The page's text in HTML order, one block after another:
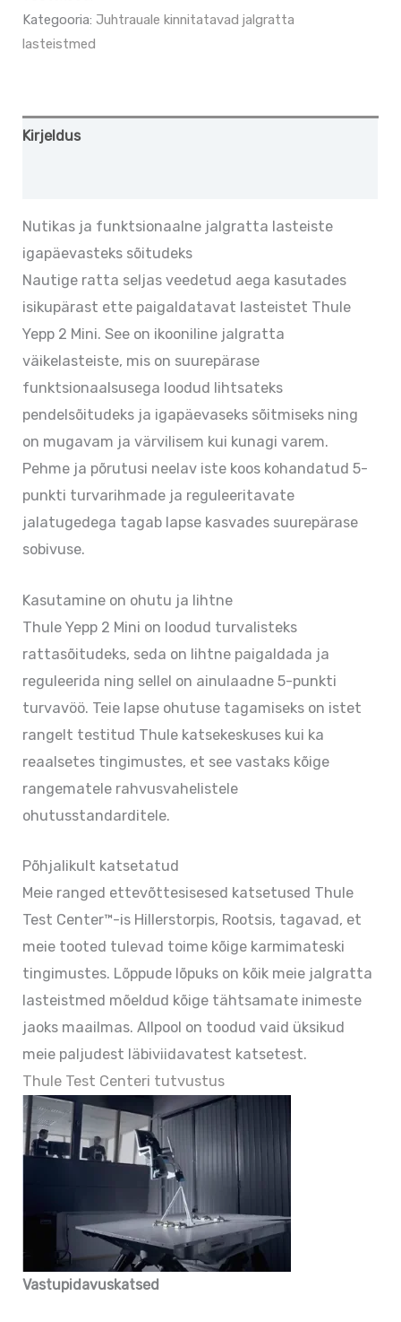
Kategooria: Juhtrauale kinnitatavad jalgratta
lasteistmed
Kirjeldus
Nutikas ja funktsionaalne jalgratta lasteiste
igapäevasteks sõitudeks
Nautige ratta seljas veedetud aega kasutades
isikupärast ette paigaldatavat lasteistet Thule
Yepp 2 Mini. See on ikooniline jalgratta
väikelasteiste, mis on suurepärase
funktsionaalsusega loodud lihtsateks
pendelsõitudeks ja igapäevaseks sõitmiseks ning
on mugavam ja värvilisem kui kunagi varem.
Pehme ja põrutusi neelav iste koos kohandatud 5-
punkti turvarihmade ja reguleeritavate
jalatugedega tagab lapse kasvades suurepärase
sobivuse.
Kasutamine on ohutu ja lihtne
Thule Yepp 2 Mini on loodud turvalisteks
rattasõitudeks, seda on lihtne paigaldada ja
reguleerida ning sellel on ainulaadne 5-punkti
turvavöö. Teie lapse ohutuse tagamiseks on istet
rangelt testitud Thule katsekeskuses kui ka
reaalsetes tingimustes, et see vastaks kõige
rangematele rahvusvahelistele
ohutusstandarditele.
Põhjalikult katsetatud
Meie ranged ettevõttesisesed katsetused Thule
Test Center™-is Hillerstorpis, Rootsis, tagavad, et
meie tooted tulevad toime kõige karmimateski
tingimustes. Lõppude lõpuks on kõik meie jalgratta
lasteistmed mõeldud kõige tähtsamate inimeste
jaoks maailmas. Allpool on toodud vaid üksikud
meie paljudest läbiviidavatest katsetest.
Thule Test Centeri tutvustus
Vastupidavuskatsed